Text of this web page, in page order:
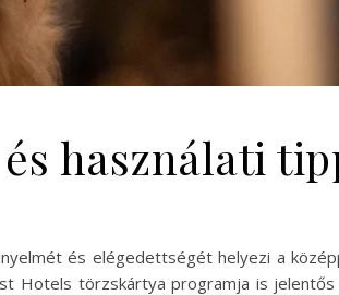
használati
és elégedettségét helyezi a
Hotels törzskártya programja is